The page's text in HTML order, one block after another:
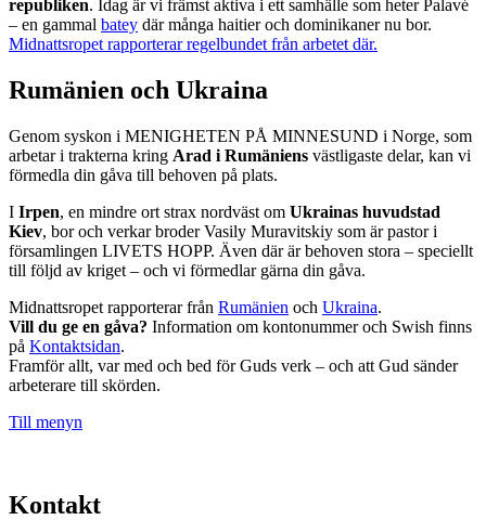
republiken. Idag är vi främst aktiva i ett samhälle som heter Palavé
– en gammal batey där många haitier och dominikaner nu bor.
Midnattsropet rapporterar regelbundet från arbetet där.
Rumänien och Ukraina
Genom syskon i MENIGHETEN PÅ MINNESUND i Norge, som
arbetar i trakterna kring Arad i Rumäniens västligaste delar, kan vi
förmedla din gåva till behoven på plats.
I Irpen, en mindre ort strax nordväst om Ukrainas huvudstad
Kiev, bor och verkar broder Vasily Muravitskiy som är pastor i
församlingen LIVETS HOPP. Även där är behoven stora – speciellt
till följd av kriget – och vi förmedlar gärna din gåva.
Midnattsropet rapporterar från Rumänien och Ukraina.
Vill du ge en gåva? Information om kontonummer och Swish finns
på Kontaktsidan.
Framför allt, var med och bed för Guds verk – och att Gud sänder
arbeterare till skörden.
Till menyn
Kontakt